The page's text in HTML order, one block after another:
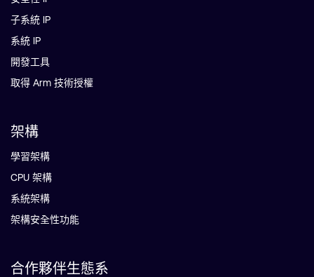
子系統 IP
系統 IP
開發工具
取得 Arm 技術授權
架構
學習架構
CPU 架構
系統架構
架構安全性功能
合作夥伴生態系